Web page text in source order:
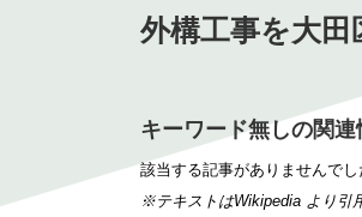
外構工事を大
キーワード無しの関連
該当する記事がありませんでし
※テキストはWikipedia より引